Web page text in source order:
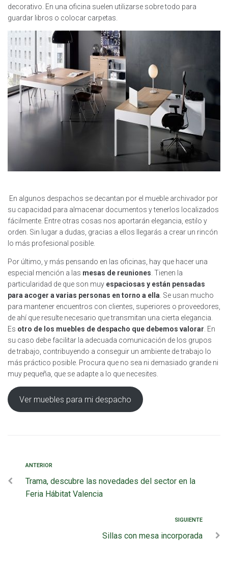
decorativo. En una oficina suelen utilizarse sobre todo para
guardar libros o colocar carpetas.
En algunos despachos se decantan por el mueble archivador por
su capacidad para almacenar documentos y tenerlos localizados
fácilmente. Entre otras cosas nos aportarán elegancia, estilo y
orden. Sin lugar a dudas, gracias a ellos llegarás a crear un rincón
lo más profesional posible.
Por último, y más pensando en las oficinas, hay que hacer una
especial mención a las mesas de reuniones . Tienen la
particularidad de que son muy espaciosas y están pensadas
para acoger a varias personas en torno a ella . Se usan mucho
para mantener encuentros con clientes, superiores o proveedores,
de ahí que resulte necesario que transmitan una cierta elegancia.
Es otro de los muebles de despacho que debemos valorar . En
su caso debe facilitar la adecuada comunicación de los grupos
de trabajo, contribuyendo a conseguir un ambiente de trabajo lo
más práctico posible. Procura que no sea ni demasiado grande ni
muy pequeña, que se adapte a lo que necesites.
Ver muebles para mi despacho
ANTERIOR
Trama, descubre las novedades del sector en la
Feria Hábitat Valencia
SIGUIENTE
Sillas con mesa incorporada